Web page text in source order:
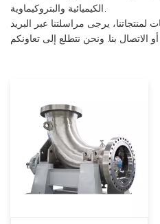
الكيميائية والبتروكيماوية.
لمنتجاتنا، يرجى مراسلتنا عبر البريد